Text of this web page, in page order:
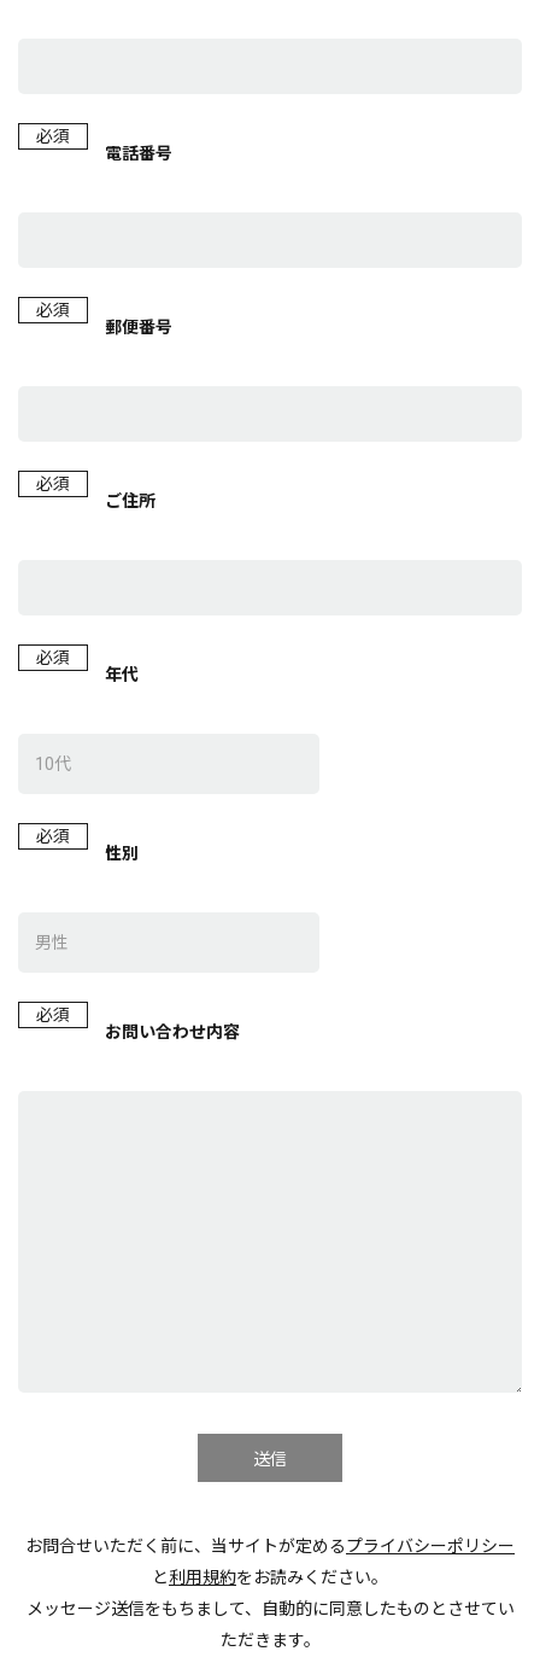
必須
電話番号
必須
郵便番号
必須
ご住所
必須
年代
必須
性別
必須
お問い合わせ内容
お問合せいただく前に、当サイトが定めるプライバシーポリシー
と利用規約をお読みください。
メッセージ送信をもちまして、自動的に同意したものとさせてい
ただきます。